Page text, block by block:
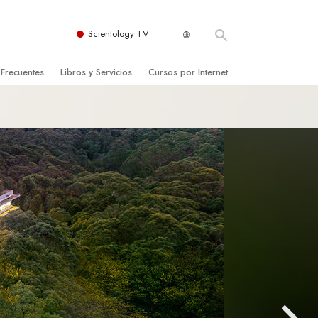
Scientology TV
Iglesia
de Scientology
Libros y Servicios
Introductorias
Introductorias
Iniciales
Cursos por Internet
Las Dinámicas de la Existencia
Los Componentes de la Comprensión
Soluciones para un Entorno Peligroso
Ayudas para Enfermedades y Lesiones
La Integridad y la Honestidad
El Matrimonio
La Escala Tonal Emocional